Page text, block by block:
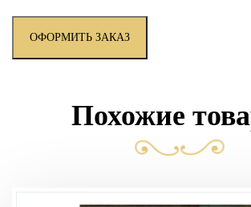
ОФОРМИТЬ ЗАКАЗ
Похожие